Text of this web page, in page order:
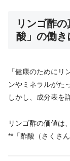
リンゴ酢
酸」の働き
「健康のためにリ
ンやミネラルがた
しかし、成分表を
リンゴ酢の価値は
**「酢酸（さくさ